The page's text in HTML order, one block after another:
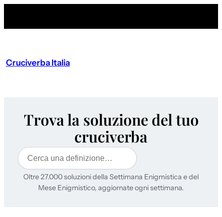
Cruciverba Italia
Trova la soluzione del tuo
cruciverba
Cerca
Oltre 27.000 soluzioni della Settimana Enigmistica e del
Mese Enigmistico, aggiornate ogni settimana.